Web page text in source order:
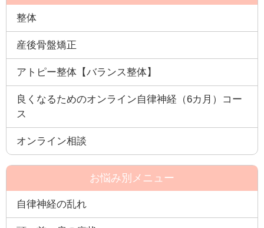
整体
産後骨盤矯正
アトピー整体【バランス整体】
良くなるためのオンライン自律神経（6カ月）コー
ス
オンライン相談
お悩み別メニュー
自律神経の乱れ